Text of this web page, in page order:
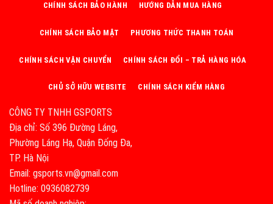
CÔNG TY TNHH GSPORTS
Địa chỉ: Số 396 Đường Láng,
Phường Láng Hạ, Quận Đống Đa,
TP. Hà Nội
Email: gsports.vn@gmail.com
Hotline: 0936082739
CHÍNH SÁCH BẢO HÀNH HƯỚNG DẪN MUA HÀNG
CHÍNH SÁCH BẢO MẬT PHƯƠNG THỨC THANH TOÁN
CHÍNH SÁCH VẬN CHUYỂN CHÍNH SÁCH ĐỔI – TRẢ HÀNG HÓA
CHỦ SỞ HỮU WEBSITE CHÍNH SÁCH KIỂM HÀNG